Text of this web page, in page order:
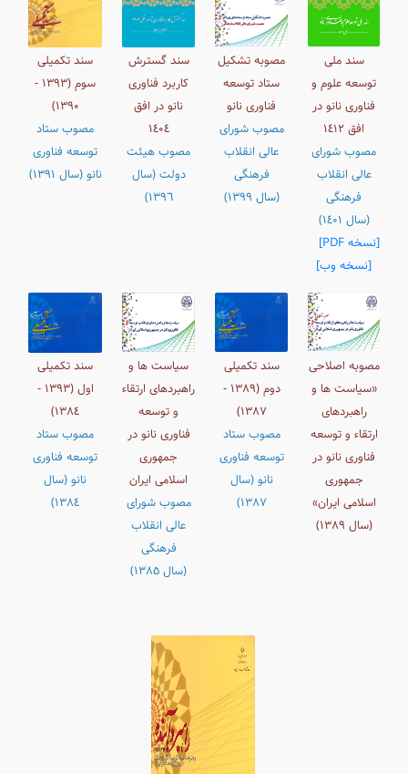
سند ملی
توسعه علوم و
فناوری نانو در
افق ١٤١٢
مصوب شورای
عالی انقلاب
فرهنگی
(سال ١٤٠١)
[نسخه PDF]
[نسخه وب]
مصوبه تشکیل
ستاد توسعه
فناوری نانو
مصوب شورای
عالی انقلاب
فرهنگی
(سال ١٣٩٩)
سند گسترش
کاربرد فناوری
نانو در افق
١٤٠٤
مصوب هیئت
دولت (سال
١٣٩٦)
سند تکمیلی
سوم (١٣٩٣ -
١٣۹٠)
مصوب ستاد
توسعه فناوری
نانو (سال ١٣٩١)
مصوبه اصلاحی
«سیاست ها و
راهبردهای
ارتقاء و توسعه
فناوری نانو در
جمهوری
اسلامی ایران»
(سال ١٣٨٩)
سند تکمیلی
دوم (١٣٨٩ -
١٣٨٧)
مصوب ستاد
توسعه فناوری
نانو (سال
١٣٨٧)
سیاست ها و
راهبردهای ارتقاء
و توسعه
فناوری نانو در
جمهوری
اسلامی ایران
مصوب شورای
عالی انقلاب
فرهنگی
(سال ١٣٨٥)
سند تکمیلی
اول (١٣٩٣ -
١٣۸٤)
مصوب ستاد
توسعه فناوری
نانو (سال
١٣٨٤)